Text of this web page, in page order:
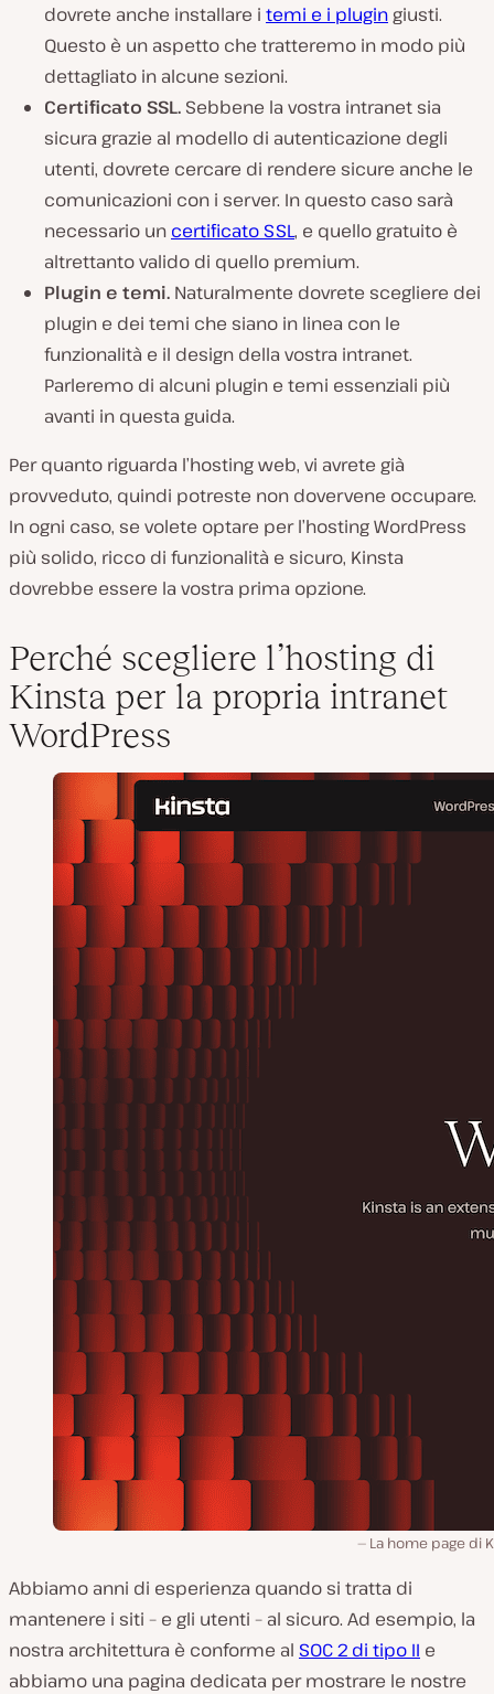
dovrete anche installare i temi e i plugin giusti.
Questo è un aspetto che tratteremo in modo più
dettagliato in alcune sezioni.
Certificato SSL. Sebbene la vostra intranet sia
sicura grazie al modello di autenticazione degli
utenti, dovrete cercare di rendere sicure anche le
comunicazioni con i server. In questo caso sarà
necessario un certificato SSL, e quello gratuito è
altrettanto valido di quello premium.
Plugin e temi. Naturalmente dovrete scegliere dei
plugin e dei temi che siano in linea con le
funzionalità e il design della vostra intranet.
Parleremo di alcuni plugin e temi essenziali più
avanti in questa guida.
Per quanto riguarda l’hosting web, vi avrete già
provveduto, quindi potreste non dovervene occupare.
In ogni caso, se volete optare per l’hosting WordPress
più solido, ricco di funzionalità e sicuro, Kinsta
dovrebbe essere la vostra prima opzione.
Perché scegliere l’hosting di
Kinsta per la propria intranet
WordPress
La home page di
Abbiamo anni di esperienza quando si tratta di
mantenere i siti – e gli utenti – al sicuro. Ad esempio, la
nostra architettura è conforme al SOC 2 di tipo II e
abbiamo una pagina dedicata per mostrare le nostre